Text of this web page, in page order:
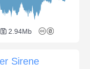
2.94Mb
Sirene